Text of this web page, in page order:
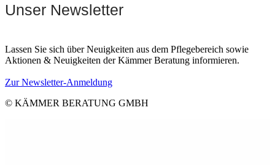
Unser Newsletter
Lassen Sie sich über Neuigkeiten aus dem Pflegebereich sowie
Aktionen & Neuigkeiten der Kämmer Beratung informieren.
Zur Newsletter-Anmeldung
© KÄMMER BERATUNG GMBH